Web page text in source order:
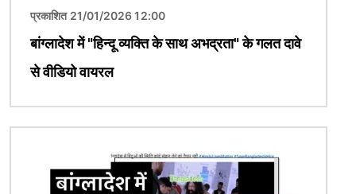
प्रकाशित 21/01/2026 12:00
बांग्लादेश में "हिन्दू व्यक्ति के साथ अभद्रता" के गलत दावे
से वीडियो वायरल